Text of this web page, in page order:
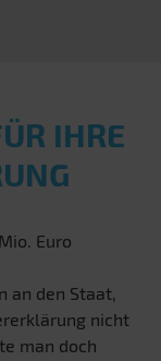
IHRE
Euro
an den Staat,
nicht
man doch